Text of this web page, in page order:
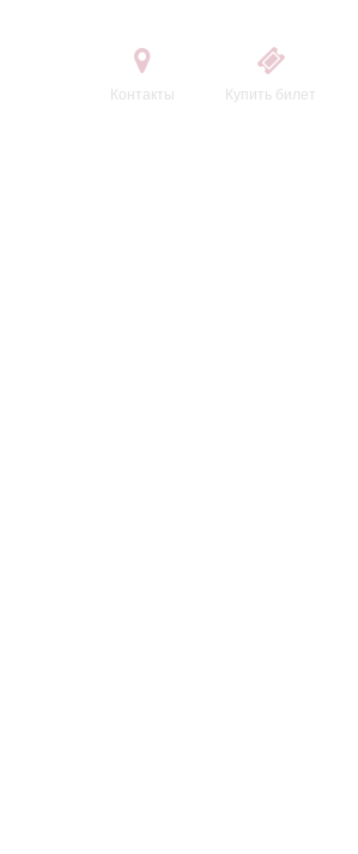
Контакты Купить билет